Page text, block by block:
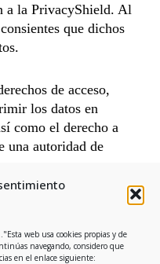
web usa cookies propias y de
navegando, considero que
en el enlace siguiente:
a la PrivacyShield. Al
que dichos
de acceso,
los datos en
como el derecho a
una autoridad de